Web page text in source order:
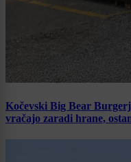
Kočevski Big Bear
vračajo zaradi hrane,